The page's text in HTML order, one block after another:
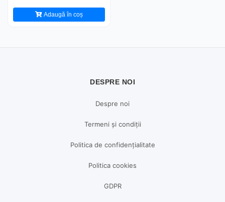
Adaugă în coș
DESPRE NOI
Despre noi
Termeni și condiții
Politica de confidențialitate
Politica cookies
GDPR